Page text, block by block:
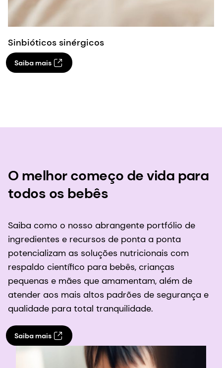
Sinbióticos sinérgicos
Saiba mais
O melhor começo de vida para
todos os bebês
Saiba como o nosso abrangente portfólio de
ingredientes e recursos de ponta a ponta
potencializam as soluções nutricionais com
respaldo científico para bebês, crianças
pequenas e mães que amamentam, além de
atender aos mais altos padrões de segurança e
qualidade para total tranquilidade.
Saiba mais